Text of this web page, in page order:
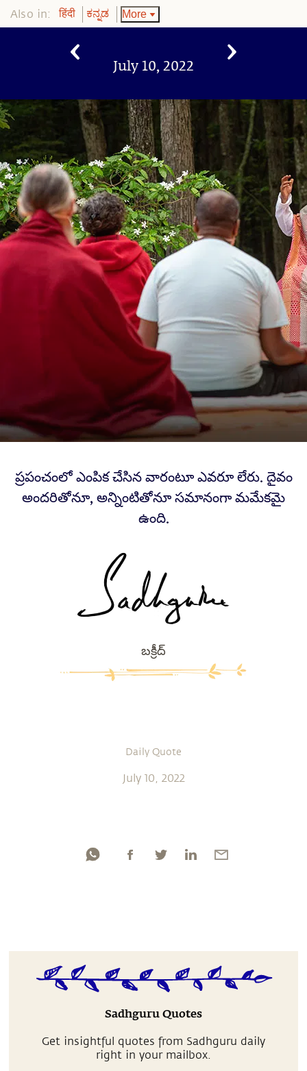
Also in: हिंदी ಕನ್ನಡ More
July 10, 2022
ప్రపంచంలో ఎంపిక చేసిన వారంటూ ఎవరూ లేరు. దైవం
అందరితోనూ, అన్నింటితోనూ సమానంగా మమేకమై
ఉంది.
బక్రీద్
Daily Quote
July 10, 2022
Sadhguru Quotes
Get insightful quotes from Sadhguru daily
right in your mailbox.